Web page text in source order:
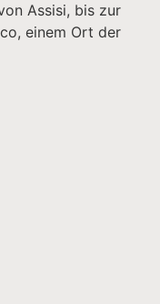
Assisi, bis zur
einem Ort der